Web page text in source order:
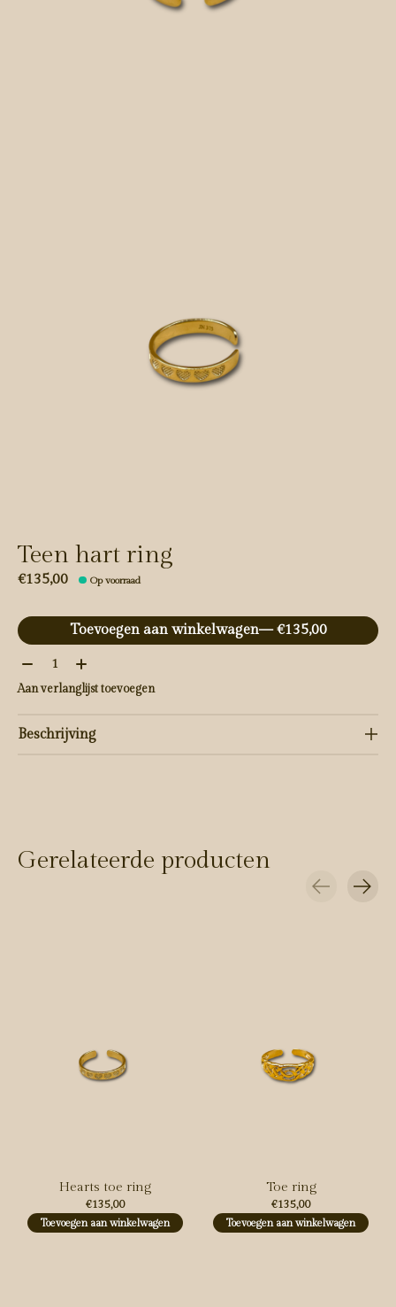
Teen hart ring
€135,00 Op voorraad
Toevoegen aan winkelwagen
— €135,00
Aantal:
Aan verlanglijst toevoegen
Beschrijving
Gerelateerde producten
Hearts toe ring
€135,00
Toevoegen aan winkelwagen
Toe ring
€135,00
Toevoegen aan winkelwagen